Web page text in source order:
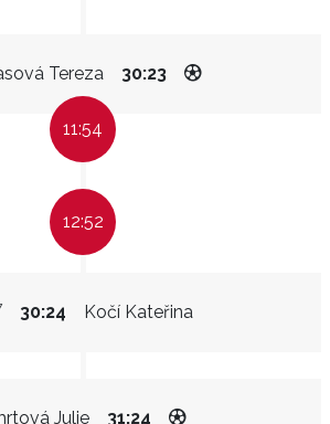
Tereza 30:23
11:54
12:52
Kočí Kateřina
30:24
Julie 31:24